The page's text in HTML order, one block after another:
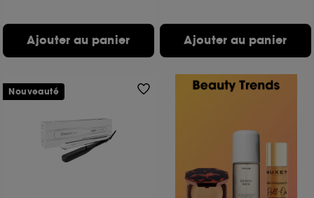
Ajouter au panier Ajouter au panier
Nouveauté